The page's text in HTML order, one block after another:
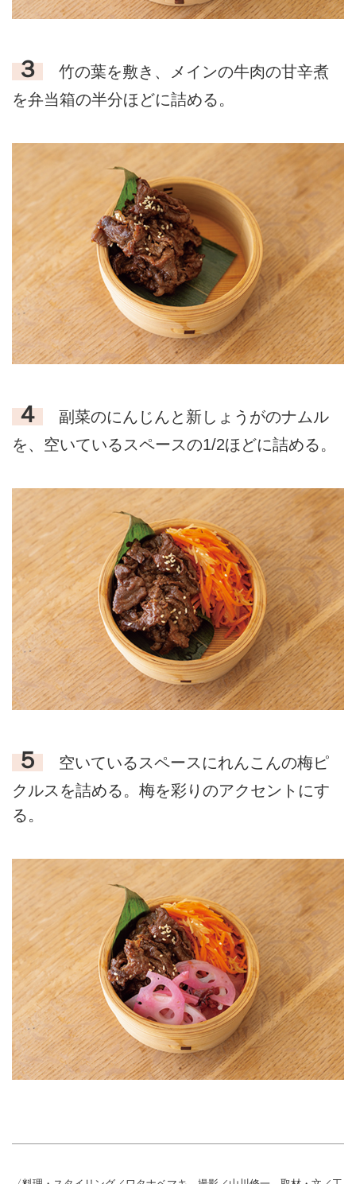
３
竹の葉を敷き、メインの牛肉の甘辛煮
を弁当箱の半分ほどに詰める。
４
副菜のにんじんと新しょうがのナムル
を、空いているスペースの1/2ほどに詰める。
５
空いているスペースにれんこんの梅ピ
クルスを詰める。梅を彩りのアクセントにす
る。